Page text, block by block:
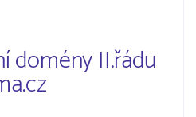
domény II.řádu